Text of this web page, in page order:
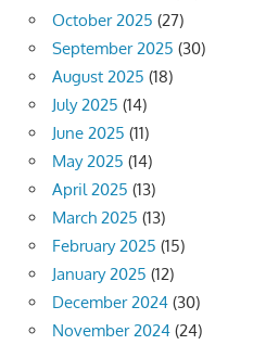
October 2025 (27)
September 2025 (30)
August 2025 (18)
July 2025 (14)
June 2025 (11)
May 2025 (14)
April 2025 (13)
March 2025 (13)
February 2025 (15)
January 2025 (12)
December 2024 (30)
November 2024 (24)